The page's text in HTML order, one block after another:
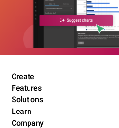
Create
Features
Solutions
Learn
Company